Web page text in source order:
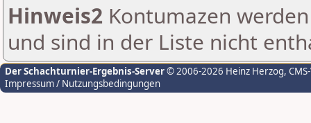
Hinweis2 Kontumazen
und sind in der Liste nicht
Der Schachturnier-Ergebnis-Server© 2006-2026 Heinz Herzog,
Impressum / Nutzungsbedingungen